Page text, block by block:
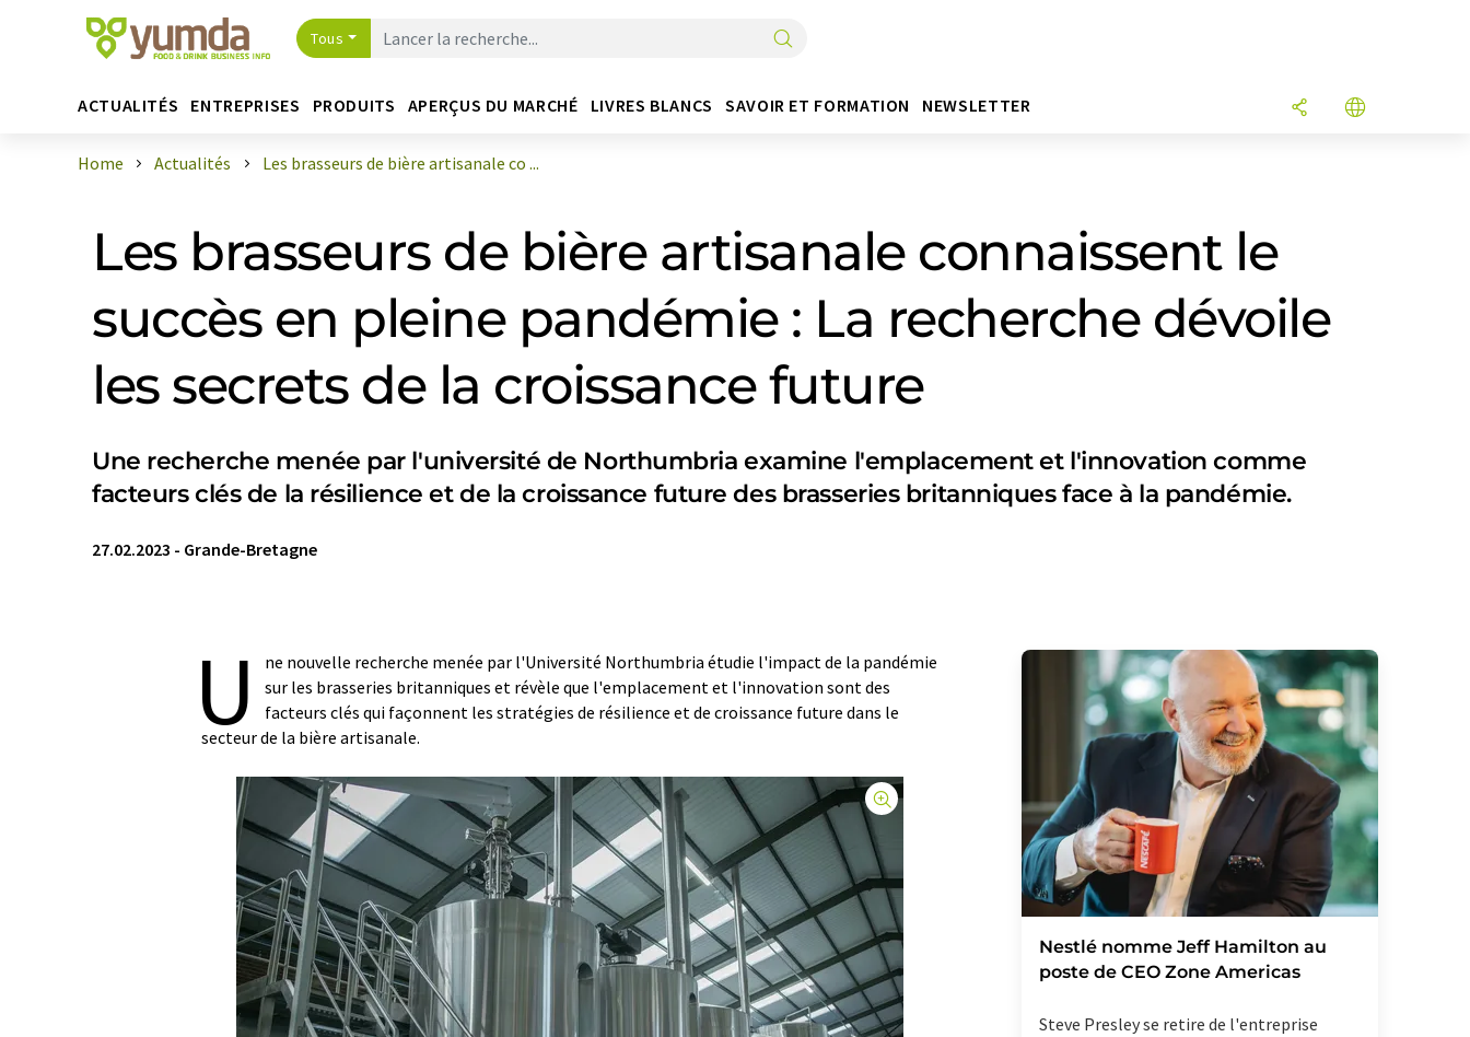
Tous
ACTUALITÉS ENTREPRISES PRODUITS APERÇUS DU MARCHÉ LIVRES BLANCS SAVOIR ET FORMATION NEWSLETTER
Home Actualités Les brasseurs de bière artisanale co ...
Les brasseurs de bière artisanale connaissent le
succès en pleine pandémie : La recherche dévoile
les secrets de la croissance future
Une recherche menée par l'université de Northumbria examine l'emplacement et l'innovation comme
facteurs clés de la résilience et de la croissance future des brasseries britanniques face à la pandémie.
27.02.2023 - Grande-Bretagne
U
ne nouvelle recherche menée par l'Université Northumbria étudie l'impact de la pandémie
sur les brasseries britanniques et révèle que l'emplacement et l'innovation sont des
facteurs clés qui façonnent les stratégies de résilience et de croissance future dans le
secteur de la bière artisanale.
Nestlé nomme Jeff Hamilton au
poste de CEO Zone Americas
Steve Presley se retire de l'entreprise